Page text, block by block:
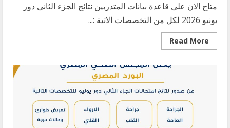
متاح الان على قاعدة بيانات المتدربين نتائج الجزء الثانى دور
يونيو 2026 لكل من التخصصات الاتية :...
Read More
Read
more
نتائج
الجزء
الثانى
يونيو
2026